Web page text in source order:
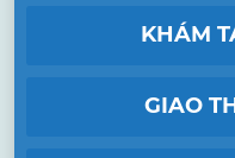
KHÁM
GIAO